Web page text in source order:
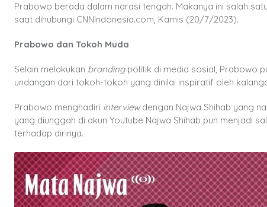
Prabowo berada dalam narasi tengah. Makanya ini salah
saat dihubungi CNNIndonesia.com, Kamis (20/7/2023).
Prabowo dan Tokoh Muda
Selain melakukan branding politik di media sosial, Prabowo
undangan dari tokoh-tokoh yang dinilai inspiratif oleh
Prabowo menghadiri interviewdengan Najwa Shihab yang
yang diunggah di akun Youtube Najwa Shihab pun menjadi
terhadap dirinya.